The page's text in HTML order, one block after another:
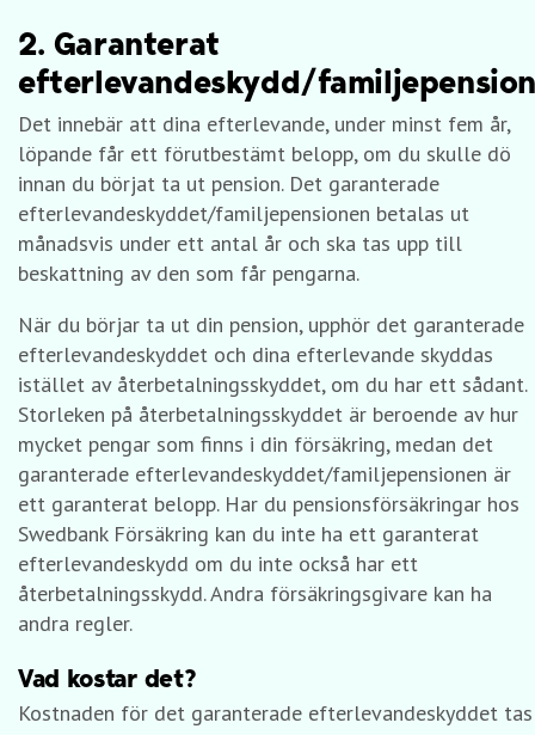
2. Garanterat
efterlevandeskydd/
Det innebär att dina efterlevande, under minst fem år,
löpande får ett förutbestämt belopp, om du skulle dö
innan du börjat ta ut pension. Det garanterade
efterlevandeskyddet/familjepensionen betalas ut
månadsvis under ett antal år och ska tas upp till
beskattning av den som får pengarna.
När du börjar ta ut din pension, upphör det garanterade
efterlevandeskyddet och dina efterlevande skyddas
istället av återbetalningsskyddet, om du har ett sådant.
Storleken på återbetalningsskyddet är beroende av hur
mycket pengar som finns i din försäkring, medan det
garanterade efterlevandeskyddet/familjepensionen är
ett garanterat belopp. Har du pensionsförsäkringar hos
Swedbank Försäkring kan du inte ha ett garanterat
efterlevandeskydd om du inte också har ett
återbetalningsskydd. Andra försäkringsgivare kan ha
andra regler.
Vad kostar det?
Kostnaden för det garanterade efterlevandeskyddet tas